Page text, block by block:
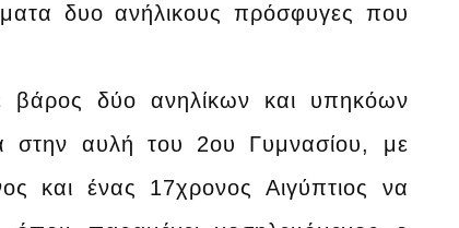
δυο ανήλικους πρόσφυγες που
βάρος δύο ανηλίκων και υπηκόων
στην αυλή του 2ου Γυμνασίου, με
και ένας 17χρονος Αιγύπτιος να